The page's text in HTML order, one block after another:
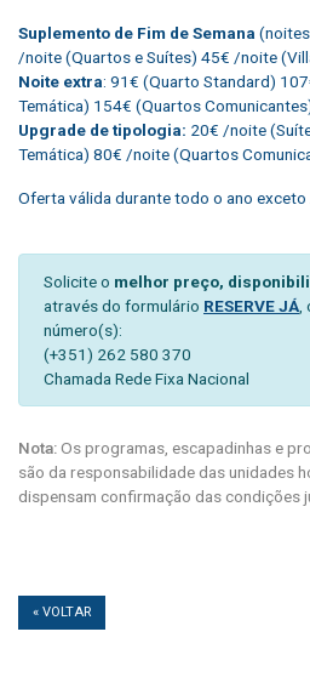
Suplemento de Fim de Semana
/noite (Quartos e Suítes) 45€ /noite
Noite extra: 91€ (Quarto Standard)
Temática) 154€ (Quartos
Upgrade de tipologia: 20€ /noite
Temática) 80€ /noite (Quartos
Oferta válida durante todo o ano
Solicite o melhor preço,
através do formulário RESERVE JÁ
número(s):
(+351) 262 580 370
Chamada Rede Fixa Nacional
Nota:Os programas, escapadinhas e
são da responsabilidade das unidades
dispensam confirmação das condições
« VOLTAR